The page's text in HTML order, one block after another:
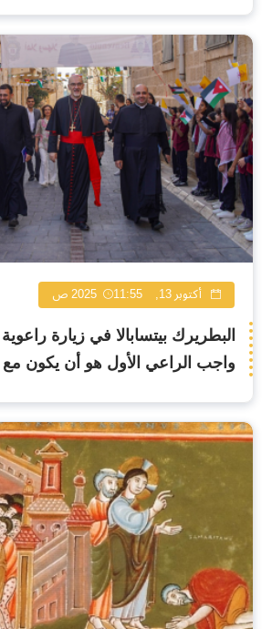
أكتوبر 13, 2025 11:55 ص
البطريرك بيتسابالا في زيارة
واجب الراعي الأول هو أن يكون مع